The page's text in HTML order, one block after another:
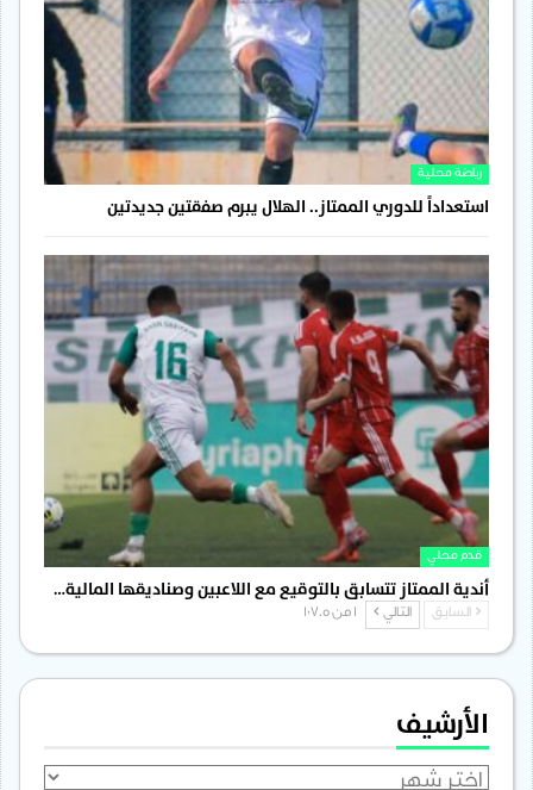
رياضة محلية
استعداداً للدوري الممتاز.. الهلال يبرم صفقتين جديدتين
قدم محلي
أندية الممتاز تتسابق بالتوقيع مع اللاعبين وصناديقها المالية…
السابق التالي
الأرشيف
الأرشيف